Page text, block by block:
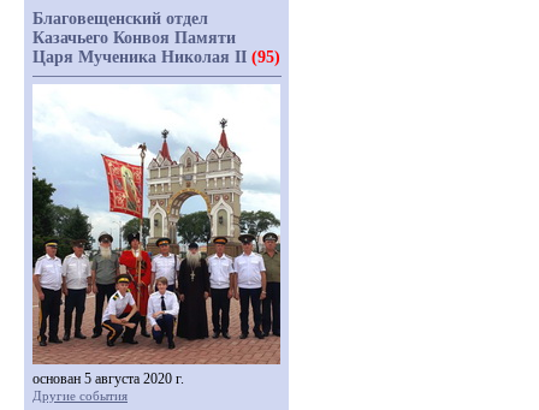
Благовещенский отдел
Казачьего Конвоя Памяти
Царя Мученика Николая II (95)
основан 5 августа 2020 г.
Другие события